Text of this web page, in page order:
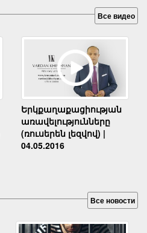
Все видео
Երկքաղաքացիության
առավելությունները
(ռուսերեն լեզվով) |
04.05.2016
Все новости